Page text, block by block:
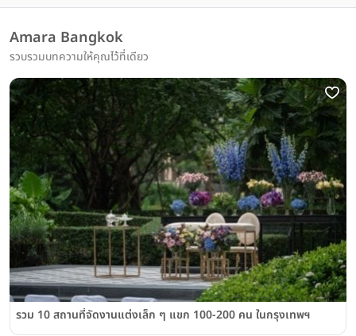
Amara Bangkok
รวบรวมบทความให้คุณไว้ที่เดียว
รวม 10 สถานที่จัดงานแต่งเล็ก ๆ แขก 100-200 คน ในกรุงเทพฯ